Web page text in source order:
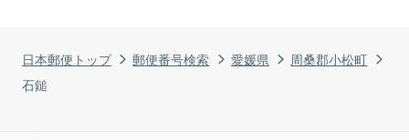
日本郵便トップ 郵便番号検索 愛媛県
周桑郡小松町
石鎚